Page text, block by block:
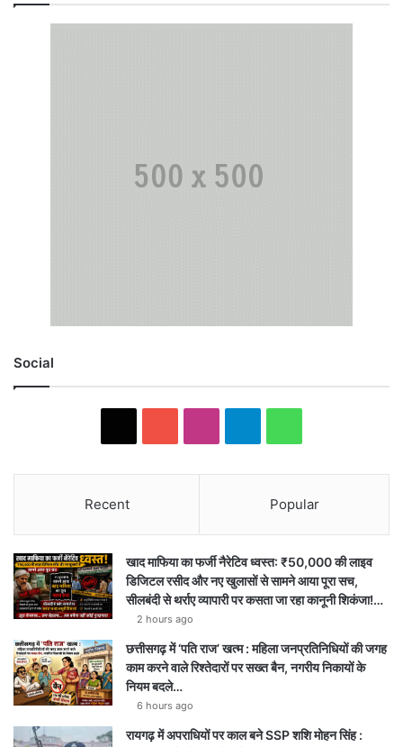
Social
Recent Popular
खाद माफिया का फर्जी नैरेटिव ध्वस्त: ₹50,000 की लाइव
डिजिटल रसीद और नए खुलासों से सामने आया पूरा सच,
सीलबंदी से थर्राए व्यापारी पर कसता जा रहा कानूनी शिकंजा!…
2 hours ago
छत्तीसगढ़ में ‘पति राज’ खत्म : महिला जनप्रतिनिधियों की जगह
काम करने वाले रिश्तेदारों पर सख्त बैन, नगरीय निकायों के
नियम बदले…
6 hours ago
रायगढ़ में अपराधियों पर काल बने SSP शशि मोहन सिंह :